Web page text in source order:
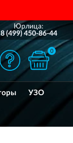
ВСЕЙ РОССИИ
Юрлица:
8 (499) 450-86-44
0
УЗО